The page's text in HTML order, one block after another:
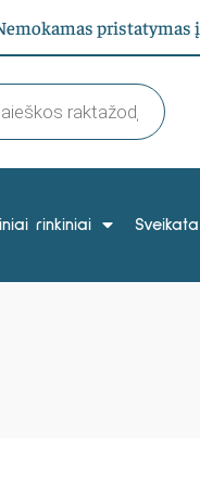
pristatymas
rinkiniai Sveikata